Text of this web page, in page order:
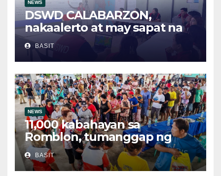
NEWS
DSWD CALABARZON,
nakaalerto at may sapat na
relief supplies para sa
posibleng epekto ng
Bagyong Maymay at Habagat
BASIT
NEWS
11,000 kabahayan sa
Romblon, tumanggap ng
bigas sa ilalim ng LGSF
BASIT